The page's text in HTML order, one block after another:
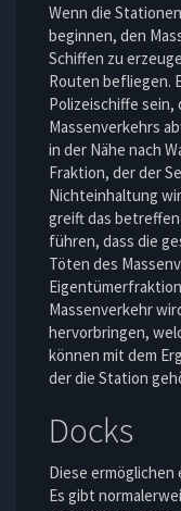
Wenn die
beginnen, den
Schiffen zu
Routen befliegen.
Polizeischiffe sein,
Massenverkehrs
in der Nähe nach
Fraktion, der der
Nichteinhaltung
greift das
führen, dass die
Töten des
Massenverkehr
hervorbringen,
können mit dem
der die Station
Docks
Diese ermöglichen
Es gibt